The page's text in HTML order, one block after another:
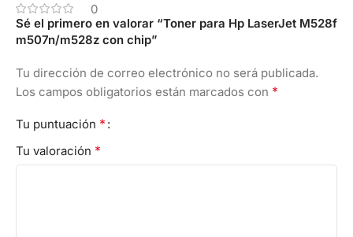
0
Sé el primero en valorar “Toner para Hp LaserJet M528f
m507n/m528z con chip”
Tu dirección de correo electrónico no será publicada.
Los campos obligatorios están marcados con *
Tu puntuación *
Tu valoración *